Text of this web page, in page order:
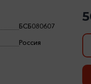
БСБ080607
Россия